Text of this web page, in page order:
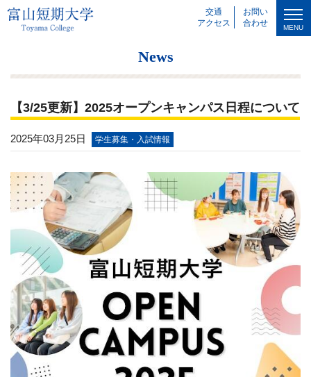
交通
アクセス
お問い
合わせ
MENU
News
【3/25更新】2025オープンキャンパス日程について
2025年03月25日 学生募集・入試情報